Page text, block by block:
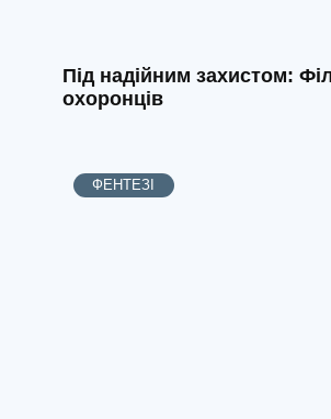
Під надійним захистом:
охоронців
ФЕНТЕЗІ